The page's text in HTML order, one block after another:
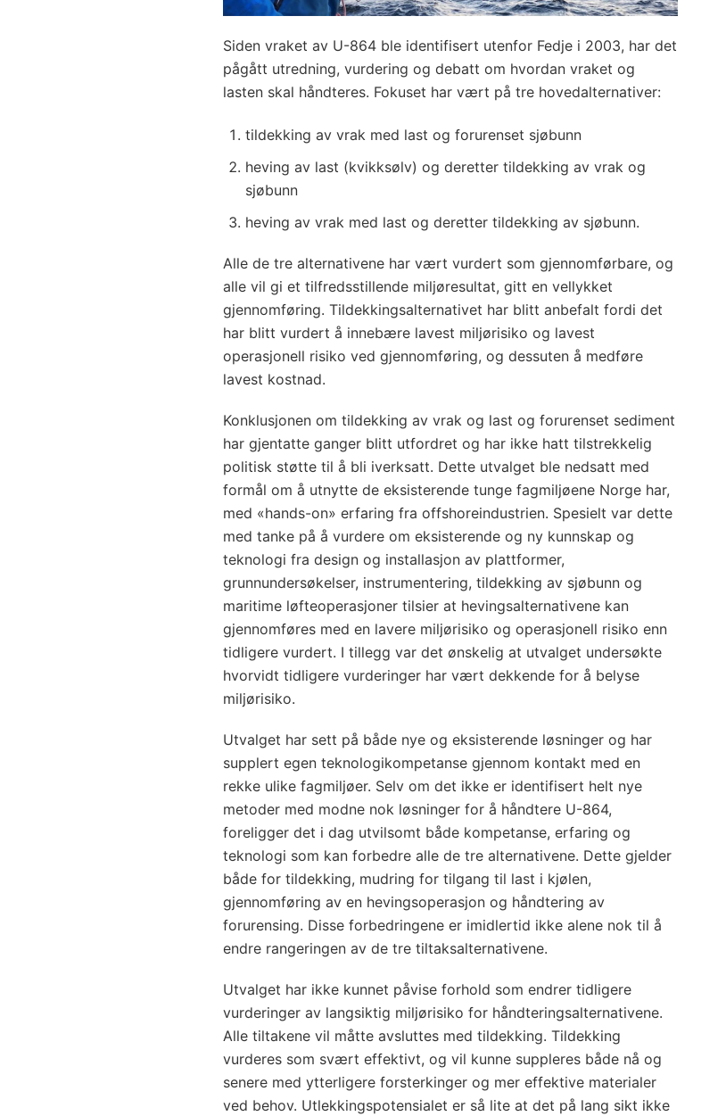
Siden vraket av U-864 ble identifisert utenfor Fedje i 2003, har det
pågått utredning, vurdering og debatt om hvordan vraket og
lasten skal håndteres. Fokuset har vært på tre hovedalternativer:
tildekking av vrak med last og forurenset sjøbunn
heving av last (kvikksølv) og deretter tildekking av vrak og
sjøbunn
heving av vrak med last og deretter tildekking av sjøbunn.
Alle de tre alternativene har vært vurdert som gjennomførbare, og
alle vil gi et tilfredsstillende miljøresultat, gitt en vellykket
gjennomføring. Tildekkingsalternativet har blitt anbefalt fordi det
har blitt vurdert å innebære lavest miljørisiko og lavest
operasjonell risiko ved gjennomføring, og dessuten å medføre
lavest kostnad.
Konklusjonen om tildekking av vrak og last og forurenset sediment
har gjentatte ganger blitt utfordret og har ikke hatt tilstrekkelig
politisk støtte til å bli iverksatt. Dette utvalget ble nedsatt med
formål om å utnytte de eksisterende tunge fagmiljøene Norge har,
med «hands-on» erfaring fra offshoreindustrien. Spesielt var dette
med tanke på å vurdere om eksisterende og ny kunnskap og
teknologi fra design og installasjon av plattformer,
grunnundersøkelser, instrumentering, tildekking av sjøbunn og
maritime løfteoperasjoner tilsier at hevingsalternativene kan
gjennomføres med en lavere miljørisiko og operasjonell risiko enn
tidligere vurdert. I tillegg var det ønskelig at utvalget undersøkte
hvorvidt tidligere vurderinger har vært dekkende for å belyse
miljørisiko.
Utvalget har sett på både nye og eksisterende løsninger og har
supplert egen teknologikompetanse gjennom kontakt med en
rekke ulike fagmiljøer. Selv om det ikke er identifisert helt nye
metoder med modne nok løsninger for å håndtere U-864,
foreligger det i dag utvilsomt både kompetanse, erfaring og
teknologi som kan forbedre alle de tre alternativene. Dette gjelder
både for tildekking, mudring for tilgang til last i kjølen,
gjennomføring av en hevingsoperasjon og håndtering av
forurensing. Disse forbedringene er imidlertid ikke alene nok til å
endre rangeringen av de tre tiltaksalternativene.
Utvalget har ikke kunnet påvise forhold som endrer tidligere
vurderinger av langsiktig miljørisiko for håndteringsalternativene.
Alle tiltakene vil måtte avsluttes med tildekking. Tildekking
vurderes som svært effektivt, og vil kunne suppleres både nå og
senere med ytterligere forsterkinger og mer effektive materialer
ved behov. Utlekkingspotensialet er så lite at det på lang sikt ikke